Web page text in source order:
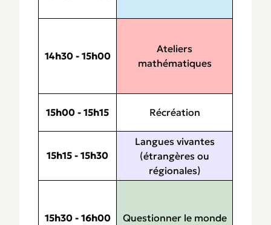
14h30 - 15h00
Ateliers
mathématiques
15h00 - 15h15 Récréation
15h15 - 15h30
Langues vivantes
(étrangères ou
régionales)
15h30 - 16h00 Questionner le monde